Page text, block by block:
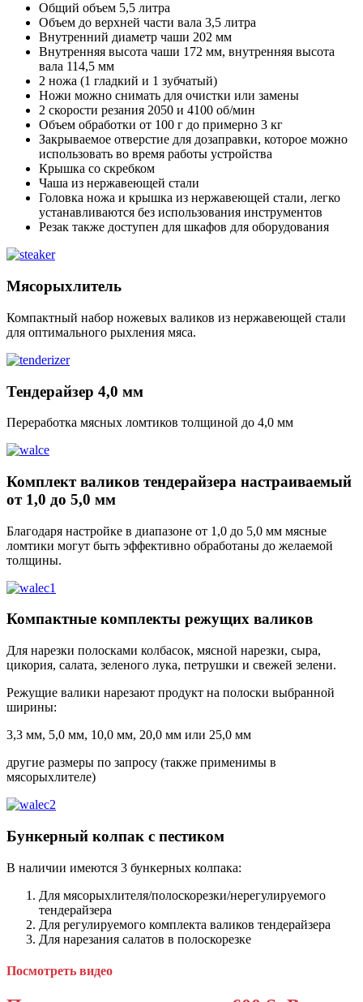
Общий объем 5,5 литра
Объем до верхней части вала 3,5 литра
Внутренний диаметр чаши 202 мм
Внутренняя высота чаши 172 мм, внутренняя высота
вала 114,5 мм
2 ножа (1 гладкий и 1 зубчатый)
Ножи можно снимать для очистки или замены
2 скорости резания 2050 и 4100 об/мин
Объем обработки от 100 г до примерно 3 кг
Закрываемое отверстие для дозаправки, которое можно
использовать во время работы устройства
Крышка со скребком
Чаша из нержавеющей стали
Головка ножа и крышка из нержавеющей стали, легко
устанавливаются без использования инструментов
Резак также доступен для шкафов для оборудования
Мясорыхлитель
Компактный набор ножевых валиков из нержавеющей стали
для оптимального рыхления мяса.
Тендерайзер 4,0 мм
Переработка мясных ломтиков толщиной до 4,0 мм
Комплект валиков тендерайзера настраиваемый
от 1,0 до 5,0 мм
Благодаря настройке в диапазоне от 1,0 до 5,0 мм мясные
ломтики могут быть эффективно обработаны до желаемой
толщины.
Компактные комплекты режущих валиков
Для нарезки полосками колбасок, мясной нарезки, сыра,
цикория, салата, зеленого лука, петрушки и свежей зелени.
Режущие валики нарезают продукт на полоски выбранной
ширины:
3,3 мм, 5,0 мм, 10,0 мм, 20,0 мм или 25,0 мм
другие размеры по запросу (также применимы в
мясорыхлителе)
Бункерный колпак с пестиком
В наличии имеются 3 бункерных колпака:
Для мясорыхлителя/полоскорезки/нерегулируемого
тендерайзера
Для регулируемого комплекта валиков тендерайзера
Для нарезания салатов в полоскорезке
Посмотреть видео